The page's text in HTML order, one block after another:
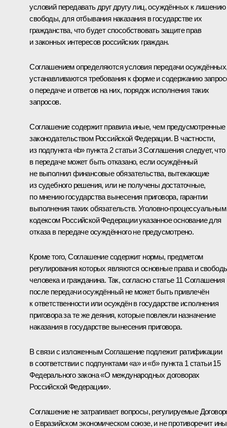
условий передавать друг другу лиц, осуждённых к лишению
свободы, для отбывания наказания в государстве их
гражданства, что будет способствовать защите прав
и законных интересов российских граждан.
Соглашением определяются условия передачи
устанавливаются требования к форме и содержанию
о передаче и ответов на них, порядок исполнения таких
запросов.
Соглашение содержит правила иные, чем предусмотренные
законодательством Российской Федерации. В частности,
из подпункта «b» пункта 2 статьи 3 Соглашения следует, что
в передаче может быть отказано, если осуждённый
не выполнил финансовые обязательства, вытекающие
из судебного решения, или не получены достаточные,
по мнению государства вынесения приговора, гарантии
выполнения таких обязательств. Уголовно-процессуальным
кодексом Российской Федерации указанное основание для
отказа в передаче осуждённого не предусмотрено.
Кроме того, Соглашение содержит нормы, предметом
регулирования которых являются основные права и
человека и гражданина. Так, согласно статье 11 Соглашения
после передачи осуждённый не может быть привлечён
к ответственности или осуждён в государстве исполнения
приговора за те же деяния, которые повлекли назначение
наказания в государстве вынесения приговора.
В связи с изложенным Соглашение подлежит ратификации
в соответствии с подпунктами «а» и «б» пункта 1 статьи 15
Федерального закона «О международных договорах
Российской Федерации».
Соглашение не затрагивает вопросы, регулируемые
о Евразийском экономическом союзе, и не противоречит